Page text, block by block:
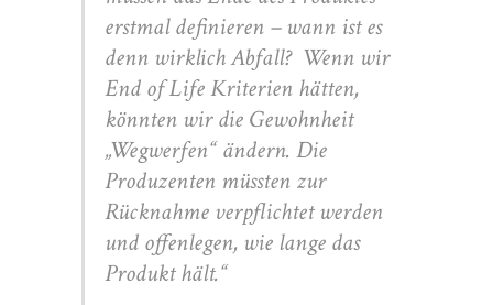
erstmal definieren – wann ist es
denn wirklich Abfall? Wenn wir
End of Life Kriterien hätten,
könnten wir die Gewohnheit
„Wegwerfen“ ändern. Die
Produzenten müssten zur
Rücknahme verpflichtet werden
und offenlegen, wie lange das
Produkt hält.“